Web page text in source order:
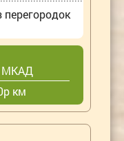
перегородок
МКАД
км